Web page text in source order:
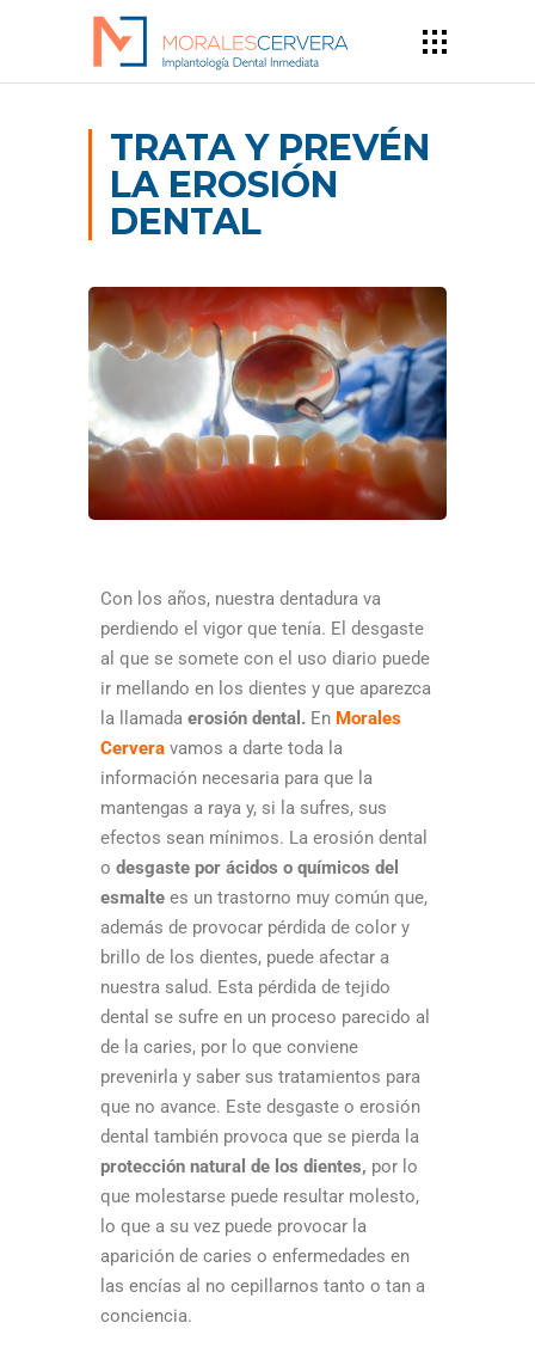
TRATA Y PREVÉN
LA EROSIÓN
DENTAL
Con los años, nuestra dentadura va
perdiendo el vigor que tenía. El desgaste
al que se somete con el uso diario puede
ir mellando en los dientes y que aparezca
la llamada erosión dental. En Morales
Cervera vamos a darte toda la
información necesaria para que la
mantengas a raya y, si la sufres, sus
efectos sean mínimos. La erosión dental
o desgaste por ácidos o químicos del
esmalte es un trastorno muy común que,
además de provocar pérdida de color y
brillo de los dientes, puede afectar a
nuestra salud. Esta pérdida de tejido
dental se sufre en un proceso parecido al
de la caries, por lo que conviene
prevenirla y saber sus tratamientos para
que no avance. Este desgaste o erosión
dental también provoca que se pierda la
protección natural de los dientes, por lo
que molestarse puede resultar molesto,
lo que a su vez puede provocar la
aparición de caries o enfermedades en
las encías al no cepillarnos tanto o tan a
conciencia.